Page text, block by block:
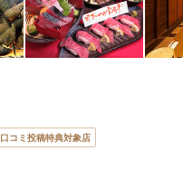
口コミ投稿特典対象店